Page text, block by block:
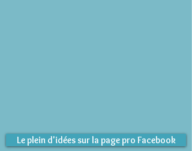
Le plein d'idées sur la page pro Facebook